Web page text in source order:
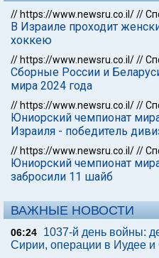
// https://www.newsru.co.il///
В Израиле проходит
хоккею
// https://www.newsru.co.il///
Сборные России и
мира 2024 года
// https://www.newsru.co.il///
Юниорский чемпионат
Израиля - победитель
// https://www.newsru.co.il///
Юниорский чемпионат
забросили 11 шайб
ВАЖНЫЕ НОВОСТИ
06:24
1037-й день войны:
Сирии, операции в Иудее